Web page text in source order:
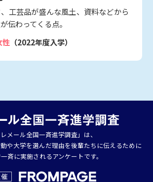
工芸品が盛んな風土、資料などから
伝わってくる点。
性 （2022年度入学）
レメール全国一斉進学調査」は、
や大学を選んだ理由を後輩たちに伝えるために
斉に実施されるアンケートです。